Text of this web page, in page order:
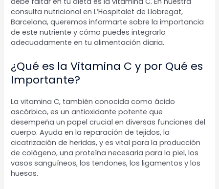
consulta nutricional en L’Hospitalet de Llobregat,
Barcelona, queremos informarte sobre la importancia
de este nutriente y cómo puedes integrarlo
adecuadamente en tu alimentación diaria.
¿Qué es la Vitamina C y por Qué es
Importante?
La vitamina C, también conocida como ácido
ascórbico, es un antioxidante potente que
desempeña un papel crucial en diversas funciones del
cuerpo. Ayuda en la reparación de tejidos, la
cicatrización de heridas, y es vital para la producción
de colágeno, una proteína necesaria para la piel, los
vasos sanguíneos, los tendones, los ligamentos y los
huesos.